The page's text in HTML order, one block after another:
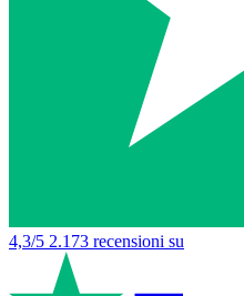
4,3/5 2.173 recensioni su